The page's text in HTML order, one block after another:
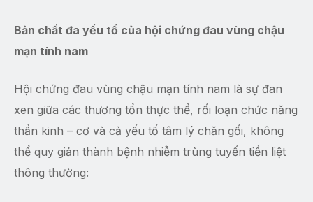
Bản chất đa yếu tố của hội chứng đau vùng chậu
mạn tính nam
Hội chứng đau vùng chậu mạn tính nam là sự đan
xen giữa các thương tổn thực thể, rối loạn chức năng
thần kinh – cơ và cả yếu tố tâm lý chăn gối, không
thể quy giản thành bệnh nhiễm trùng tuyến tiền liệt
thông thường: